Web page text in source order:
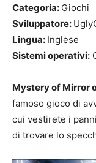
Categoria: Giochi
Sviluppatore:
Lingua: Inglese
Sistemi operativi:
Mystery of Mirror
famoso gioco di
cui vestirete i
di trovare lo